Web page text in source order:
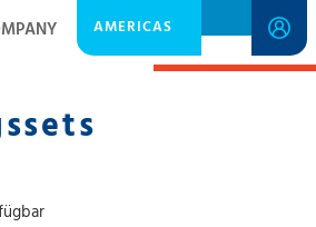
AMERICAS
SPECIFICATION SHEET